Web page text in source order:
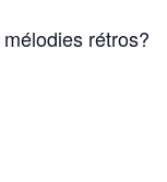
rétros?